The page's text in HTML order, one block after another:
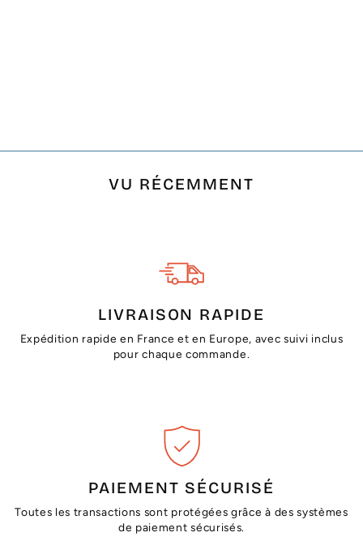
VU RÉCEMMENT
LIVRAISON RAPIDE
Expédition rapide en France et en Europe, avec suivi inclus
pour chaque commande.
PAIEMENT SÉCURISÉ
Toutes les transactions sont protégées grâce à des systèmes
de paiement sécurisés.